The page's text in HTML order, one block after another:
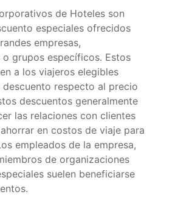
de Hoteles son
especiales ofrecidos
empresas,
o grupos específicos. Estos
a los viajeros elegibles
descuento respecto al precio
descuentos generalmente
las relaciones con clientes
en costos de viaje para
empleados de la empresa,
de organizaciones
suelen beneficiarse